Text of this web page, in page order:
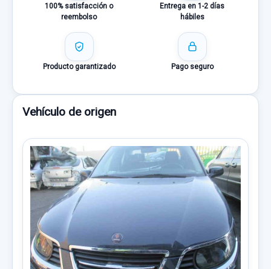
100% satisfacción o
reembolso
Entrega en 1-2 días
hábiles
Producto garantizado Pago seguro
Vehículo de origen